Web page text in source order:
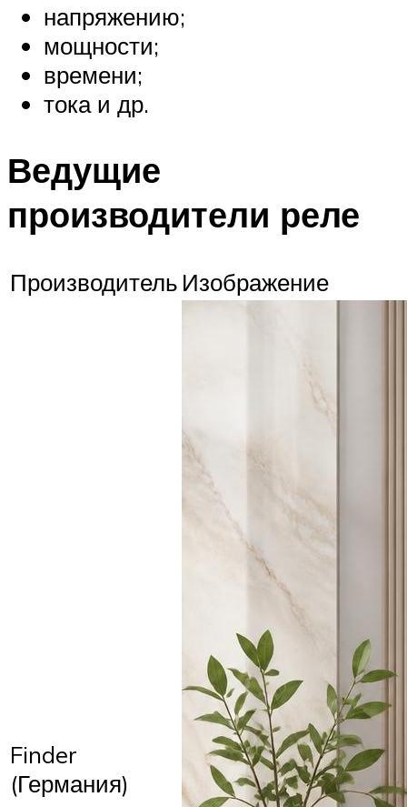
напряжению;
мощности;
времени;
тока и др.
Ведущие
производители реле
Производитель Изображение
Finder
(Германия)